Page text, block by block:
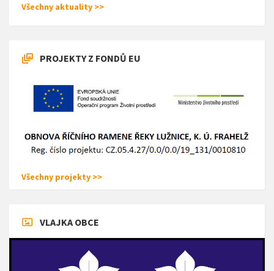
Všechny aktuality >>
PROJEKTY Z FONDŮ EU
Všechny projekty >>
VLAJKA OBCE